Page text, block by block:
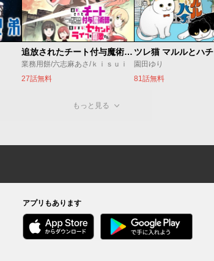
追放されたチート付与魔術師は気ままなセカンドライフを謳歌する。 ～俺は武器だけじゃなく、あらゆるものに『強化ポイント』を付与できるし、俺の意思でいつでも効果を解除できるけど、残った人たち大丈夫？～
業務用餅/六志麻あさ/ｋｉｓｕｉ
27話無料
ツレ猫 マルルとハチ
園田ゆり
81話無料
もっと見る
アプリもあります